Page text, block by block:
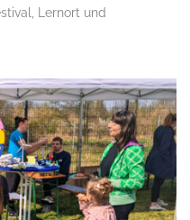
Lernort und